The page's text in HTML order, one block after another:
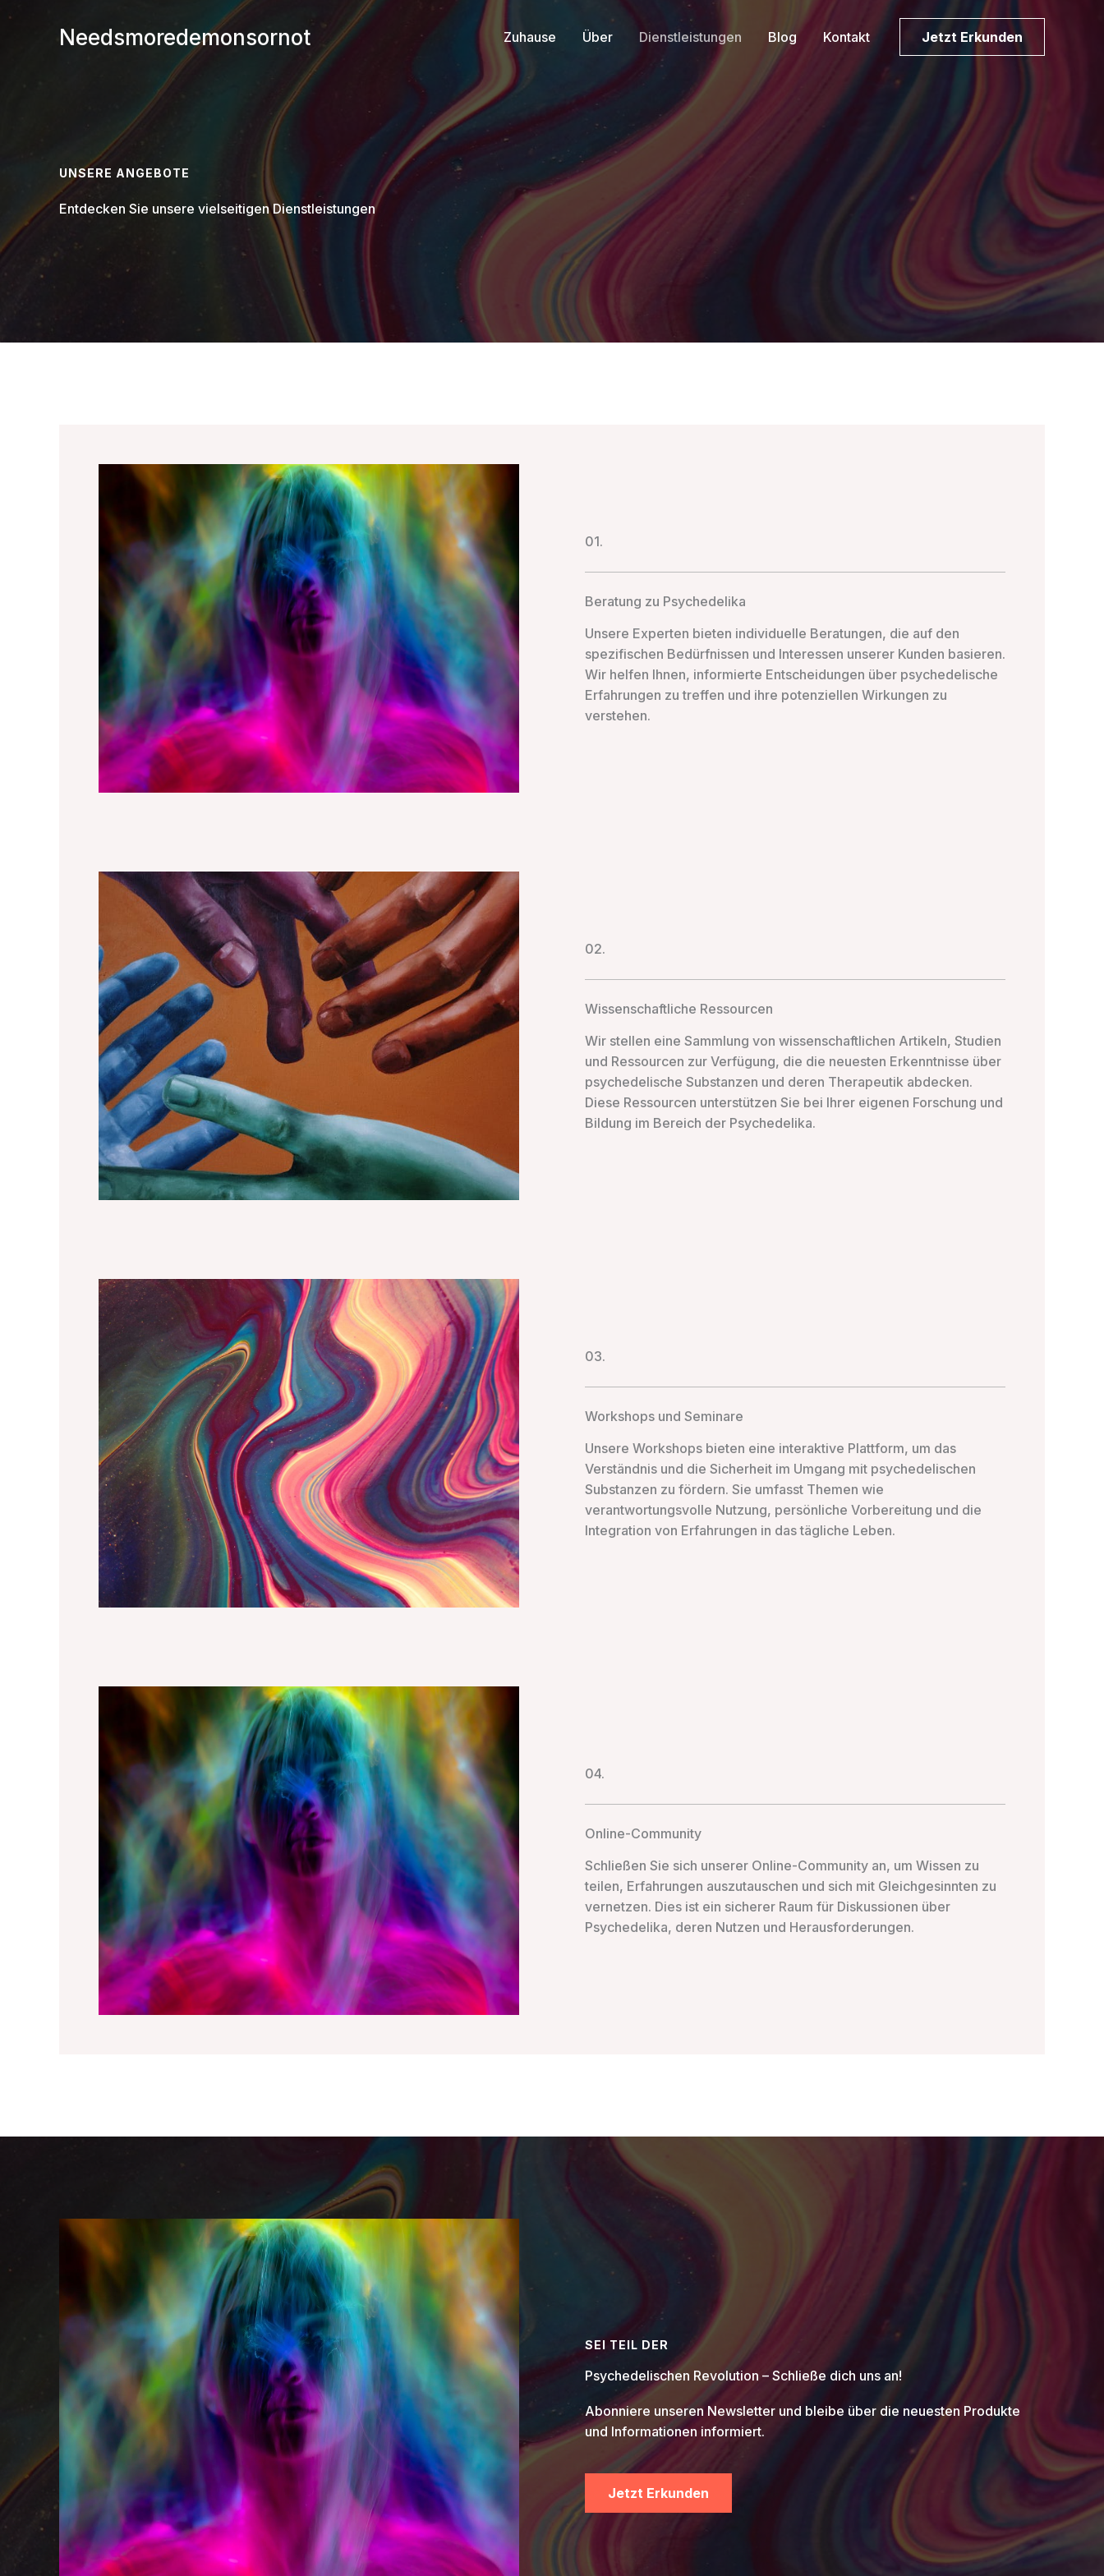
Needsmoredemonsornot Zuhause Über Dienstleistungen Blog Kontakt Jetzt Erkunden
UNSERE ANGEBOTE
Entdecken Sie unsere vielseitigen Dienstleistungen
01.
Beratung zu Psychedelika
Unsere Experten bieten individuelle Beratungen, die auf den
spezifischen Bedürfnissen und Interessen unserer Kunden basieren.
Wir helfen Ihnen, informierte Entscheidungen über psychedelische
Erfahrungen zu treffen und ihre potenziellen Wirkungen zu
verstehen.
02.
Wissenschaftliche Ressourcen
Wir stellen eine Sammlung von wissenschaftlichen Artikeln, Studien
und Ressourcen zur Verfügung, die die neuesten Erkenntnisse über
psychedelische Substanzen und deren Therapeutik abdecken.
Diese Ressourcen unterstützen Sie bei Ihrer eigenen Forschung und
Bildung im Bereich der Psychedelika.
03.
Workshops und Seminare
Unsere Workshops bieten eine interaktive Plattform, um das
Verständnis und die Sicherheit im Umgang mit psychedelischen
Substanzen zu fördern. Sie umfasst Themen wie
verantwortungsvolle Nutzung, persönliche Vorbereitung und die
Integration von Erfahrungen in das tägliche Leben.
04.
Online-Community
Schließen Sie sich unserer Online-Community an, um Wissen zu
teilen, Erfahrungen auszutauschen und sich mit Gleichgesinnten zu
vernetzen. Dies ist ein sicherer Raum für Diskussionen über
Psychedelika, deren Nutzen und Herausforderungen.
SEI TEIL DER
Psychedelischen Revolution – Schließe dich uns an!
Abonniere unseren Newsletter und bleibe über die neuesten Produkte
und Informationen informiert.
Jetzt Erkunden